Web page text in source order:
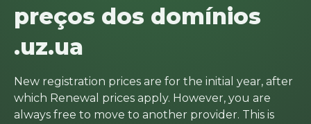
preços dos domínios
.uz.ua
New registration prices are for the initial year, after
which Renewal prices apply. However, you are
always free to move to another provider. This is